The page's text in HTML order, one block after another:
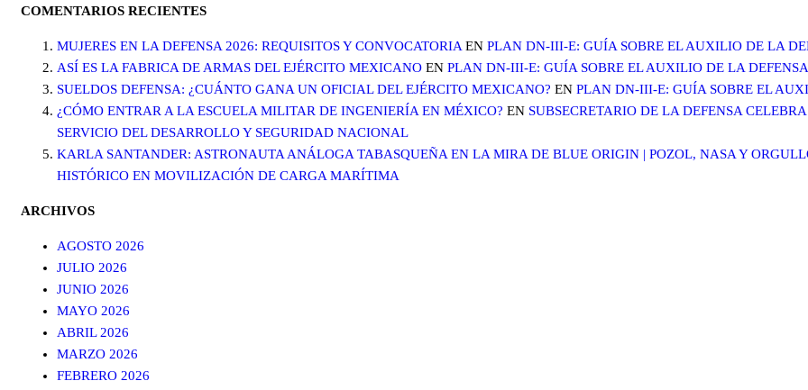
COMENTARIOS RECIENTES
MUJERES EN LA DEFENSA 2026: REQUISITOS Y CONVOCATORIA EN PLAN DN-III-E: GUÍA SOBRE EL AUXILIO DE LA
ASÍ ES LA FABRICA DE ARMAS DEL EJÉRCITO MEXICANO EN PLAN DN-III-E: GUÍA SOBRE EL AUXILIO DE LA DEFENSA
SUELDOS DEFENSA: ¿CUÁNTO GANA UN OFICIAL DEL EJÉRCITO MEXICANO? EN PLAN DN-III-E: GUÍA SOBRE EL
¿CÓMO ENTRAR A LA ESCUELA MILITAR DE INGENIERÍA EN MÉXICO? EN SUBSECRETARIO DE LA DEFENSA
SERVICIO DEL DESARROLLO Y SEGURIDAD NACIONAL
KARLA SANTANDER: ASTRONAUTA ANÁLOGA TABASQUEÑA EN LA MIRA DE BLUE ORIGIN | POZOL, NASA Y
HISTÓRICO EN MOVILIZACIÓN DE CARGA MARÍTIMA
ARCHIVOS
AGOSTO 2026
JULIO 2026
JUNIO 2026
MAYO 2026
ABRIL 2026
MARZO 2026
FEBRERO 2026